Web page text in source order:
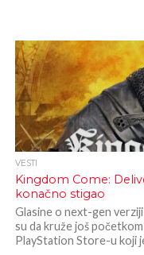
VESTI
Kingdom Come:
konačno stigao
Glasine o next-gen
su da kruže još
PlayStation Store-u koji